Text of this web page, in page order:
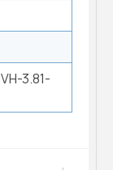
3.81-